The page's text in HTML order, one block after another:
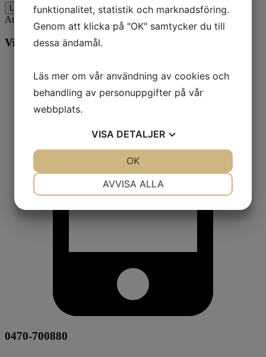
Lägg till i varukorg
Artikelnr: Kategorier:
Vill du veta mer? Ring oss:
0470-700880
funktionalitet, statistik och marknadsföring.
Genom att klicka på "OK" samtycker du till
dessa ändamål.
Läs mer om vår användning av cookies och
behandling av personuppgifter på vår
webbplats.
VISA DETALJER
AVVISA ALLA
OK